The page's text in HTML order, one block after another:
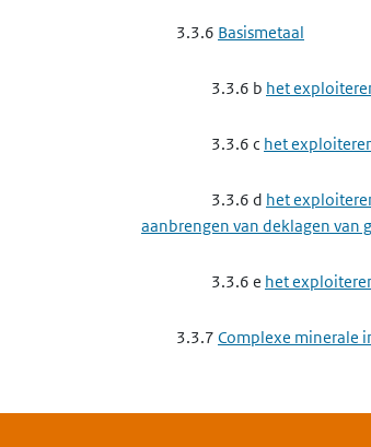
3.3.6 Basismetaal
3.3.6 b het
3.3.6 c het
3.3.6 d het
aanbrengen van deklagen van
3.3.6 e het
3.3.7 Complexe minerale